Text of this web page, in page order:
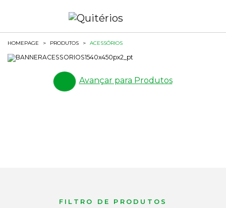
HOMEPAGE > PRODUTOS > ACESSÓRIOS
Avançar para Produtos
FILTRO DE PRODUTOS